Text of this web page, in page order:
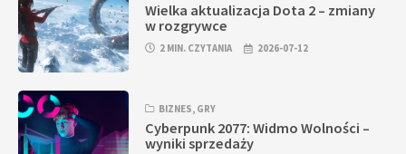
Wielka aktualizacja Dota 2 – zmiany
w rozgrywce
2 MIN. CZYTANIA 2026-07-12
BIZNES, GRY
Cyberpunk 2077: Widmo Wolności –
wyniki sprzedaży